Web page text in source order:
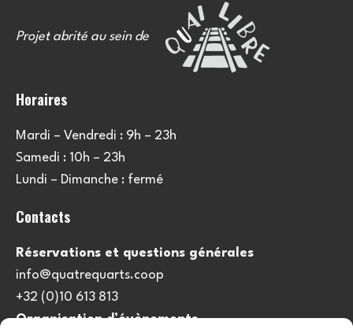
Projet abrité au sein de
Horaires
Mardi – Vendredi : 9h – 23h
Samedi : 10h – 23h
Lundi – Dimanche : fermé
Contacts
Réservations et questions générales
info@quatrequarts.coop
+32 (0)10 613 813
Organisation d’évènements